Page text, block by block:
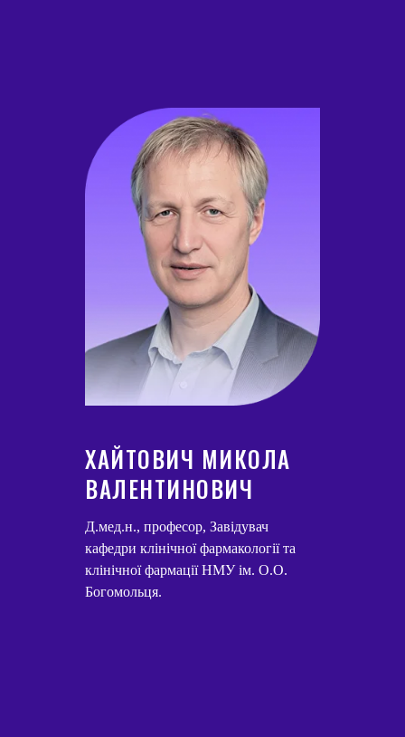
ХАЙТОВИЧ МИКОЛА
ВАЛЕНТИНОВИЧ
Д.мед.н., професор, Завідувач
кафедри клінічної фармакології та
клінічної фармації НМУ ім. О.О.
Богомольця.